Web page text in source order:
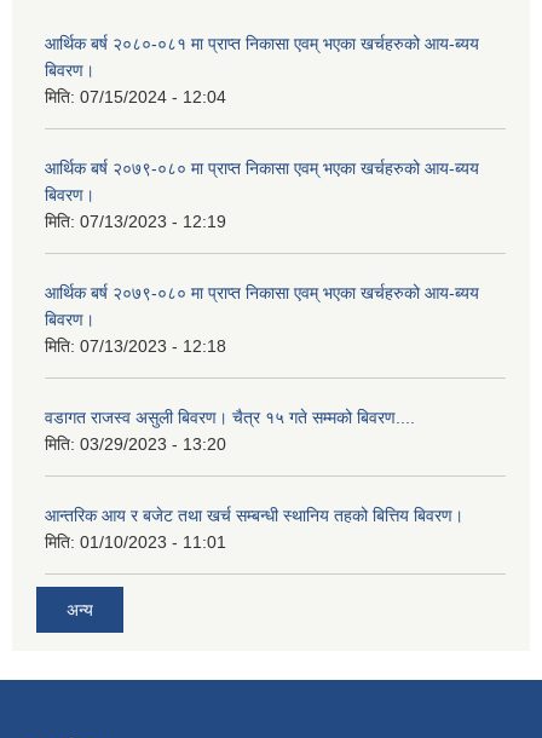
आर्थिक बर्ष २०८०-०८१ मा प्राप्त निकासा एवम् भएका खर्चहरुको आय-ब्यय
बिवरण।
मिति: 07/15/2024 - 12:04
आर्थिक बर्ष २०७९-०८० मा प्राप्त निकासा एवम् भएका खर्चहरुको आय-ब्यय
बिवरण।
मिति: 07/13/2023 - 12:19
आर्थिक बर्ष २०७९-०८० मा प्राप्त निकासा एवम् भएका खर्चहरुको आय-ब्यय
बिवरण।
मिति: 07/13/2023 - 12:18
वडागत राजस्व असुली बिवरण। चैत्र १५ गते सम्मको बिवरण....
मिति: 03/29/2023 - 13:20
आन्तरिक आय र बजेट तथा खर्च सम्बन्धी स्थानिय तहको बित्तिय बिवरण।
मिति: 01/10/2023 - 11:01
अन्य